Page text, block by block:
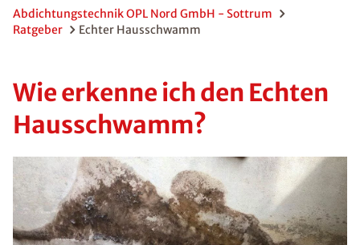
Abdichtungstechnik OPL Nord GmbH - Sottrum
Ratgeber
Echter Hausschwamm
Wie erkenne ich den Echten
Hausschwamm?